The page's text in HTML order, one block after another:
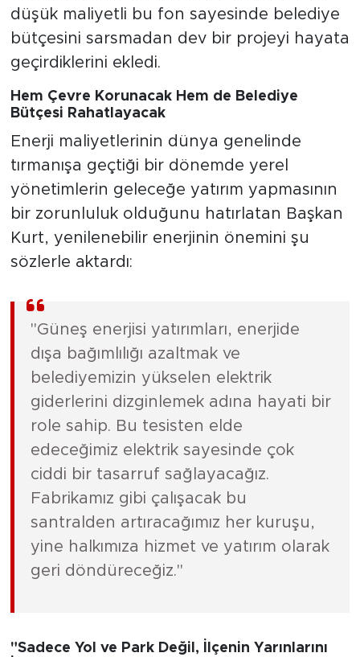
düşük maliyetli bu fon sayesinde belediye
bütçesini sarsmadan dev bir projeyi hayata
geçirdiklerini ekledi.
Hem Çevre Korunacak Hem de Belediye
Bütçesi Rahatlayacak
Enerji maliyetlerinin dünya genelinde
tırmanışa geçtiği bir dönemde yerel
yönetimlerin geleceğe yatırım yapmasının
bir zorunluluk olduğunu hatırlatan Başkan
Kurt, yenilenebilir enerjinin önemini şu
sözlerle aktardı:
"Güneş enerjisi yatırımları, enerjide
dışa bağımlılığı azaltmak ve
belediyemizin yükselen elektrik
giderlerini dizginlemek adına hayati bir
role sahip. Bu tesisten elde
edeceğimiz elektrik sayesinde çok
ciddi bir tasarruf sağlayacağız.
Fabrikamız gibi çalışacak bu
santralden artıracağımız her kuruşu,
yine halkımıza hizmet ve yatırım olarak
geri döndüreceğiz."
"Sadece Yol ve Park Değil, İlçenin Yarınlarını